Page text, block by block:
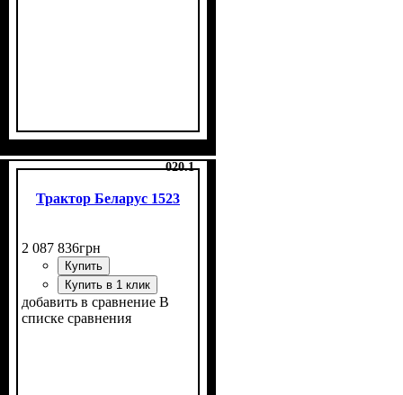
020.1
Трактор Беларус 1523
2 087 836грн
Купить
Купить в 1 клик
добавить в сравнение В
списке сравнения